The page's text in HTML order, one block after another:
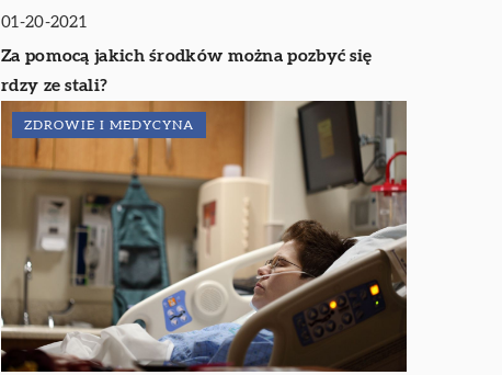
01-20-2021
Za pomocą jakich środków można pozbyć się
rdzy ze stali?
ZDROWIE I MEDYCYNA